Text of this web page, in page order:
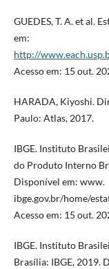
GUEDES, T. A. et al.
em:
http://
Acesso em: 15 out.
HARADA, Kiyoshi.
Paulo: Atlas, 2017.
IBGE. Instituto
do Produto Interno
Disponível em: www.
ibge.gov.br/home/
Acesso em: 15 out.
IBGE. Instituto
Brasília: IBGE, 2019.